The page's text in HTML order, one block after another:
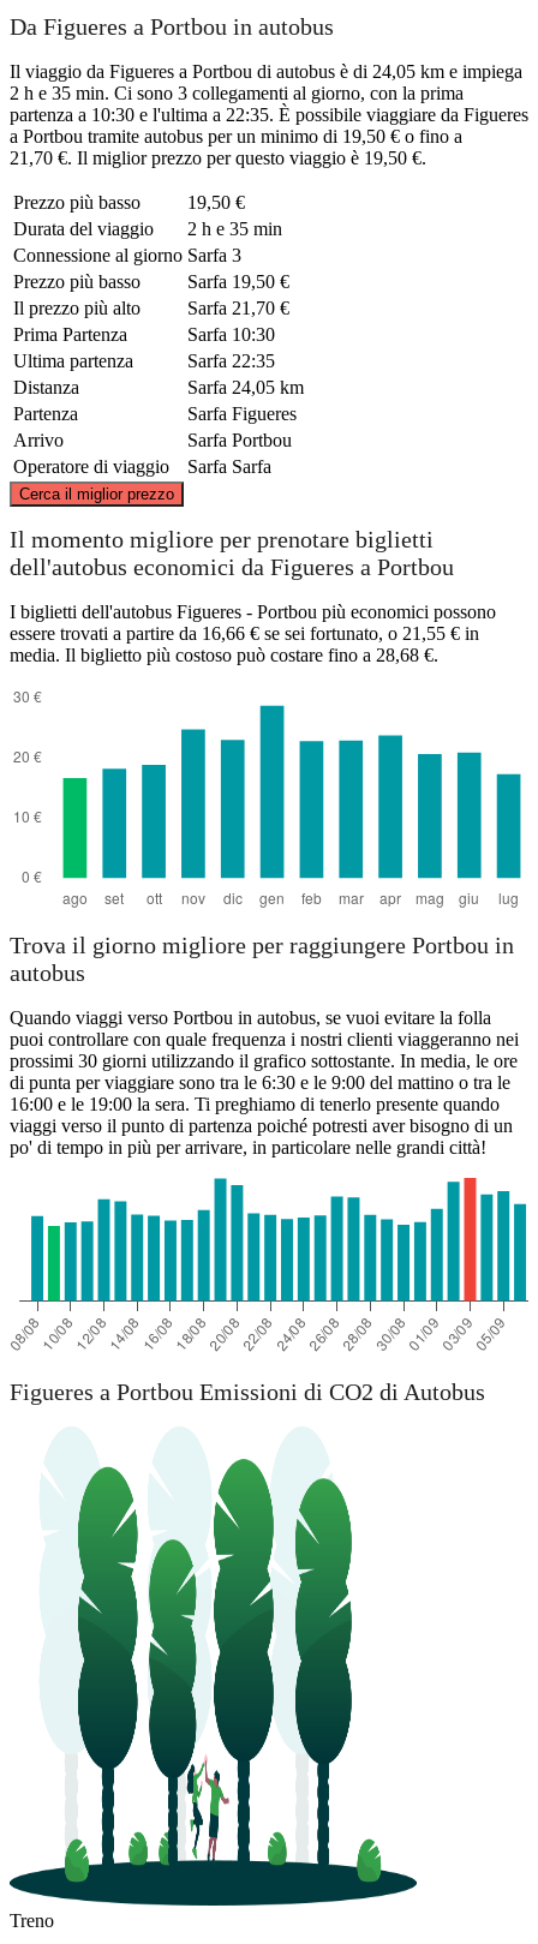
Da Figueres a Portbou in autobus
Il viaggio da Figueres a Portbou di autobus è di 24,05 km e impiega
2 h e 35 min. Ci sono 3 collegamenti al giorno, con la prima
partenza a 10:30 e l'ultima a 22:35. È possibile viaggiare da Figueres
a Portbou tramite autobus per un minimo di 19,50 € o fino a
21,70 €. Il miglior prezzo per questo viaggio è 19,50 €.
Prezzo più basso
19,50 €
Durata del viaggio
2 h e 35 min
Connessione al giorno Sarfa 3
Prezzo più basso
Sarfa 19,50 €
Il prezzo più alto
Sarfa 21,70 €
Prima Partenza
Sarfa 10:30
Ultima partenza
Sarfa 22:35
Distanza
Sarfa 24,05 km
Partenza
Sarfa Figueres
Arrivo
Sarfa Portbou
Operatore di viaggio
Sarfa Sarfa
Cerca il miglior prezzo
Figueres
Il momento migliore per prenotare biglietti
dell'autobus economici da Figueres a Portbou
I biglietti dell'autobus Figueres - Portbou più economici possono
essere trovati a partire da 16,66 € se sei fortunato, o 21,55 € in
media. Il biglietto più costoso può costare fino a 28,68 €.
Trova il giorno migliore per raggiungere Portbou in
autobus
Quando viaggi verso Portbou in autobus, se vuoi evitare la folla
puoi controllare con quale frequenza i nostri clienti viaggeranno nei
prossimi 30 giorni utilizzando il grafico sottostante. In media, le ore
di punta per viaggiare sono tra le 6:30 e le 9:00 del mattino o tra le
16:00 e le 19:00 la sera. Ti preghiamo di tenerlo presente quando
viaggi verso il punto di partenza poiché potresti aver bisogno di un
po' di tempo in più per arrivare, in particolare nelle grandi città!
Figueres a Portbou Emissioni di CO2 di Autobus
Treno